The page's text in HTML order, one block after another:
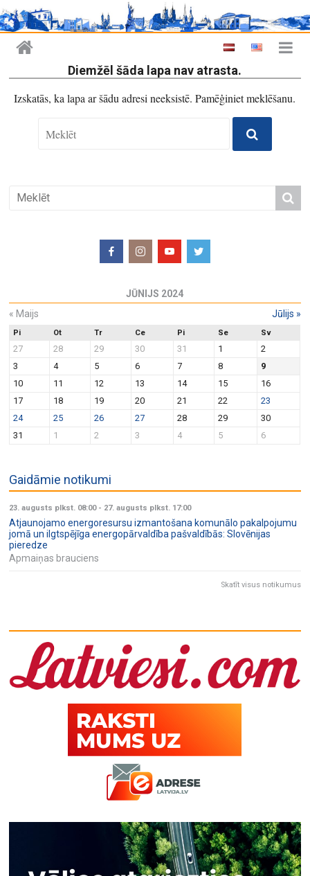
Diemžēl šāda lapa nav atrasta.
Izskatās, ka lapa ar šādu adresi neeksistē. Pamēģiniet meklēšanu.
JŪNIJS 2024
« Maijs Jūlijs »
Pi Ot Tr Ce Pi Se Sv
27 28 29 30 31 1
2
3
4 5 6 7 8
9
10
11 12 13 14 15
16
17
18 19 20 21 22
23
24
25 26 27 28 29
30
31
1 2 3 4 5 6
Gaidāmie notikumi
23. augusts plkst. 08:00- 27. augusts plkst. 17:00
Atjaunojamo energoresursu izmantošana komunālo pakalpojumu
jomā un ilgtspējīga energopārvaldība pašvaldībās: Slovēnijas
pieredze
Apmaiņas brauciens
Skatīt visus notikumus